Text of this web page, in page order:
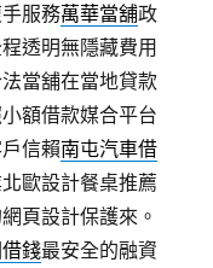
服務萬華當舖政
透明無隱藏費用
當舖在當地貸款
額借款媒合平台
信賴南屯汽車借
歐設計餐桌推薦
頁設計保護來。
錢最安全的融資